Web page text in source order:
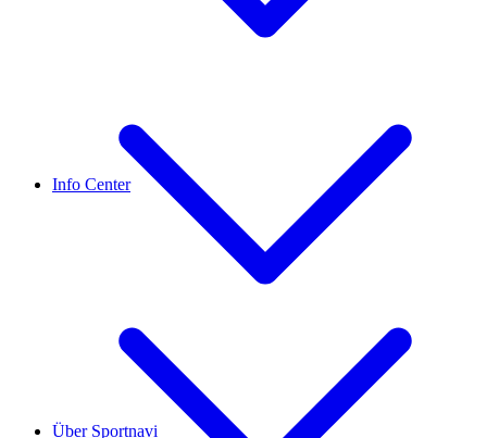
Über Sportnavi
Info Center